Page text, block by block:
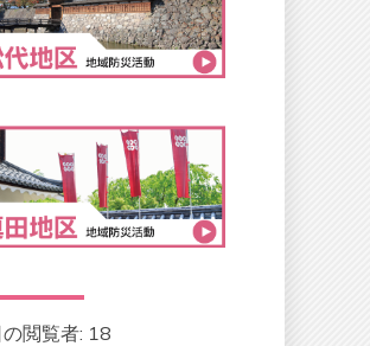
閲覧者: 18